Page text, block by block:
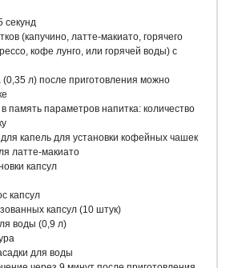
секунд
(капучино, латте-макиато, горячего
кофе лунго, или горячей воды) с
л) после приготовления можно
память параметров напитка: количество
капель для установки кофейных чашек
латте-макиато
капсул
капсул
капсул (10 штук)
воды (0,9 л)
для воды